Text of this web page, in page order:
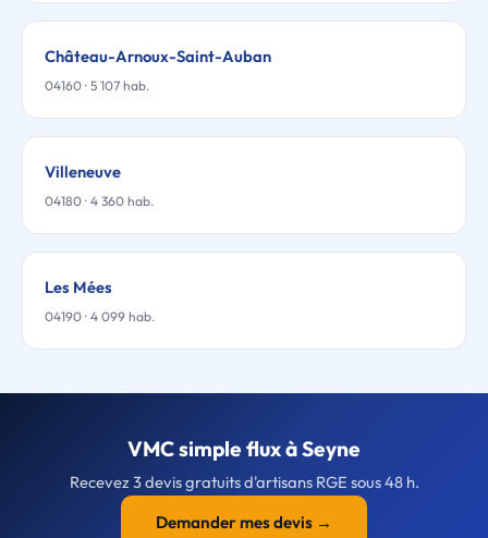
Château-Arnoux-Saint-Auban
04160 · 5 107 hab.
Villeneuve
04180 · 4 360 hab.
Les Mées
04190 · 4 099 hab.
VMC simple flux à Seyne
Recevez 3 devis gratuits d'artisans RGE sous 48 h.
Demander mes devis →